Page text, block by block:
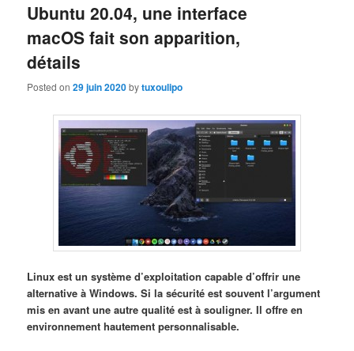
Ubuntu 20.04, une interface
macOS fait son apparition,
détails
Posted on29 juin 2020bytuxoulipo
Linux est un système d’exploitation capable d’offrir une
alternative à Windows. Si la sécurité est souvent l’argument
mis en avant une autre qualité est à souligner. Il offre en
environnement hautement personnalisable.